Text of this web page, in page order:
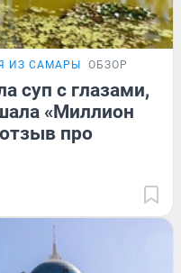
ИЗ САМАРЫ ОБЗОР
суп с глазами,
«Миллион
про